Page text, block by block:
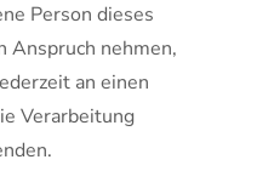
Person dieses
Anspruch nehmen,
an einen
Verarbeitung